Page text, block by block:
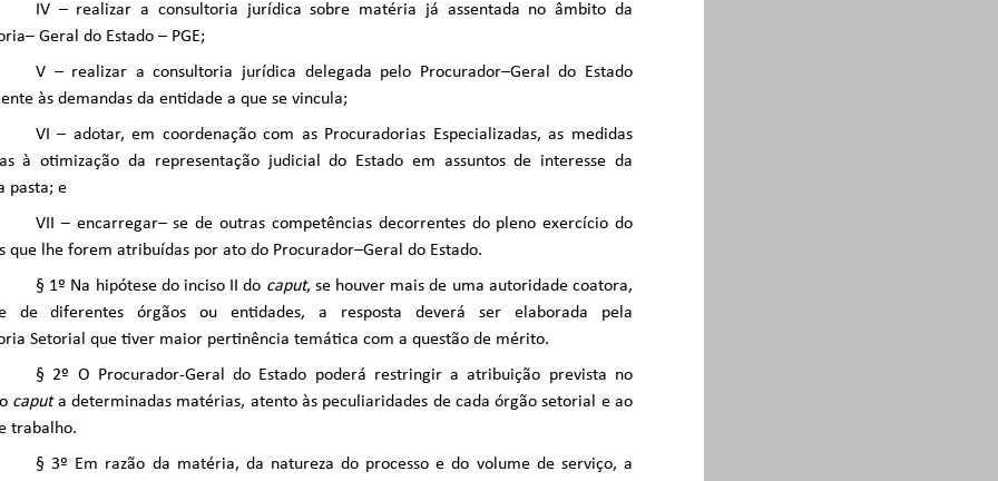
IV – realizar a consultoria jurídica sobre matéria já assentada no âmbito da
Geral do Estado – PGE;
V – realizar a consultoria jurídica delegada pelo Procurador–Geral do Estado
às demandas da entidade a que se vincula;
VI – adotar, em coordenação com as Procuradorias Especializadas, as medidas
à otimização da representação judicial do Estado em assuntos de interesse da
pasta; e
VII – encarregar– se de outras competências decorrentes do pleno exercício do
que lhe forem atribuídas por ato do Procurador–Geral do Estado.
§ 1º Na hipótese do inciso II do caput, se houver mais de uma autoridade coatora,
de diferentes órgãos ou entidades, a resposta deverá ser elaborada pela
Setorial que tiver maior pertinência temática com a questão de mérito.
§ 2º O Procurador-Geral do Estado poderá restringir a atribuição prevista no
caputa determinadas matérias, atento às peculiaridades de cada órgão setorial e ao
trabalho.
§ 3º Em razão da matéria, da natureza do processo e do volume de serviço, a